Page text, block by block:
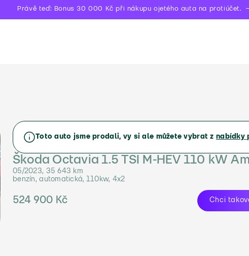
Právě teď: Bonus 30 000 Kč při nákupu ojetého auta na protiúčet.
Toto auto jsme prodali, vy si ale můžete vybrat z nabídky
Škoda Octavia 1.5 TSI M-HEV 110 kW
05/2023, 35 643 km
benzín, automatická, 110kw, 4x2
524 900 Kč Chci